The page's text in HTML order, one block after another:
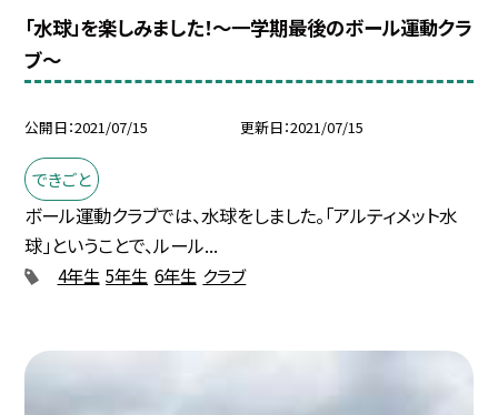
「水球」を楽しみました！〜一学期最後のボール運動クラ
ブ〜
公開日 2021/07/15 更新日 2021/07/15
できごと
ボール運動クラブでは、水球をしました。「アルティメット水
球」ということで、ルール...
4年生 5年生 6年生 クラブ